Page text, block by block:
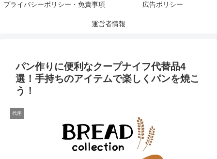
プライバシーポリシー・免責事項 広告ポリシー
運営者情報
パン作りに便利なクープナイフ代替品4
選！手持ちのアイテムで楽しくパンを焼こ
う！
代用